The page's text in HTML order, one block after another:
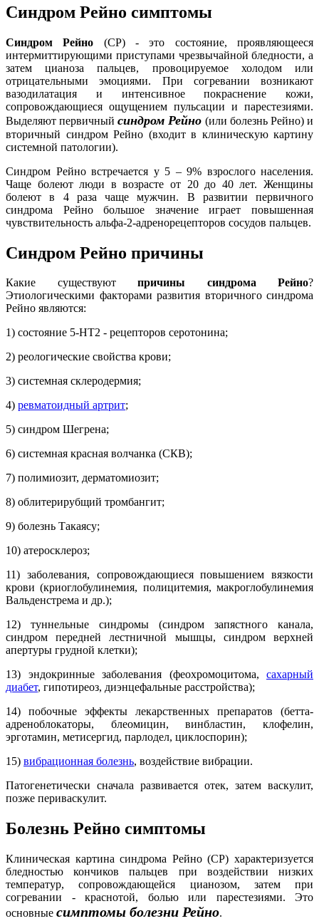
Синдром Рейно симптомы
Синдром Рейно (СР) - это состояние, проявляющееся
интермиттирующими приступами чрезвычайной бледности, а
затем цианоза пальцев, провоцируемое холодом или
отрицательными эмоциями. При согревании возникают
вазодилатация и интенсивное покраснение кожи,
сопровождающиеся ощущением пульсации и парестезиями.
Выделяют первичныйсиндром Рейно (или болезнь Рейно) и
вторичный синдром Рейно (входит в клиническую картину
системной патологии).
Синдром Рейно встречается у 5 – 9% взрослого населения.
Чаще болеют люди в возрасте от 20 до 40 лет. Женщины
болеют в 4 раза чаще мужчин. В развитии первичного
синдрома Рейно большое значение играет повышенная
чувствительность альфа-2-адренорецепторов сосудов пальцев.
Синдром Рейно причины
Какие существуют причины синдрома Рейно?
Этиологическими факторами развития вторичного синдрома
Рейно являются:
1) состояние 5-НТ2 - рецепторов серотонина;
2) реологические свойства крови;
3) системная склеродермия;
4) ревматоидный артрит;
5) синдром Шегрена;
6) системная красная волчанка (СКВ);
7) полимиозит, дерматомиозит;
8) облитерирубщий тромбангит;
9) болезнь Такаясу;
10) атеросклероз;
11) заболевания, сопровождающиеся повышением вязкости
крови (криоглобулинемия, полицитемия, макроглобулинемия
Вальденстрема и др.);
12) туннельные синдромы (синдром запястного канала,
синдром передней лестничной мышцы, синдром верхней
апертуры грудной клетки);
13) эндокринные заболевания (феохромоцитома, сахарный
диабет, гипотиреоз, диэнцефальные расстройства);
14) побочные эффекты лекарственных препаратов (бетта-
адреноблокаторы, блеомицин, винбластин, клофелин,
эрготамин, метисергид, парлодел, циклоспорин);
15) вибрационная болезнь, воздействие вибрации.
Патогенетически сначала развивается отек, затем васкулит,
позже периваскулит.
Болезнь Рейно симптомы
Клиническая картина синдрома Рейно (СР) характеризуется
бледностью кончиков пальцев при воздействии низких
температур, сопровождающейся цианозом, затем при
согревании - краснотой, болью или парестезиями. Это
основные симптомы болезни Рейно.